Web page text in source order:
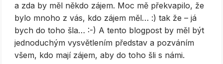
a zda by měl někdo zájem. Moc mě překvapilo, že
bylo mnoho z vás, kdo zájem měl… :) tak že – já
bych do toho šla… :-) A tento blogpost by měl být
jednoduchým vysvětlením představ a pozváním
všem, kdo mají zájem, aby do toho šli s námi.